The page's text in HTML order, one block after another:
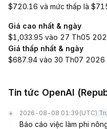
$720.16 và mức thấp là
Giá cao nhất & ngày
$1,033.95 vào 27 Th05
Giá thấp nhất & ngày
$687.94 vào 30 Th07 2026
Tin tức OpenAI
2026-08-08 01:39 (UTC)
Báo cáo việc làm phi